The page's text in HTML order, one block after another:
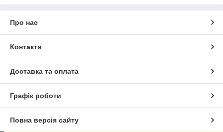
Про нас
Контакти
Доставка та оплата
Графік роботи
Повна версія сайту